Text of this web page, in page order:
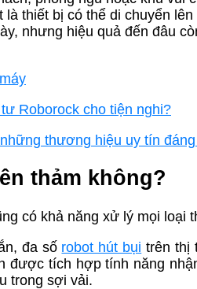
thiết bị có thể di chuyển
nhưng hiệu quả đến đâu
Roborock cho tiện nghi?
thương hiệu uy tín
thảm không?
có khả năng xử lý mọi loại
đa số robot hút bụi trên thị
được tích hợp tính năng
trong sợi vải.